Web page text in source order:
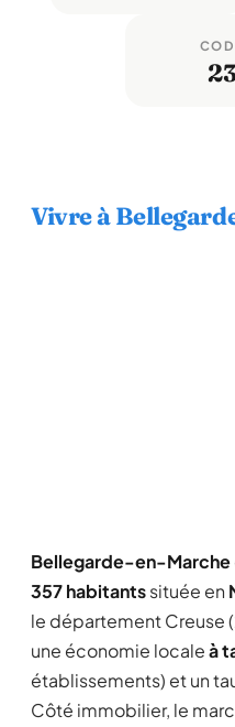
Vivre à
Bellegarde-en-Marche
357 habitantssituée en
le département Creuse
une économie localeà
établissements) et un
Côté immobilier, le